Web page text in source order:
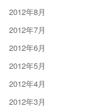
2012年8月
2012年7月
2012年6月
2012年5月
2012年4月
2012年3月